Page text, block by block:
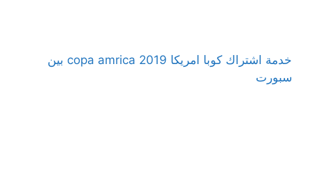
خدمة اشتراك كوبا امريكا 2019 copa amrica بين
سبورت